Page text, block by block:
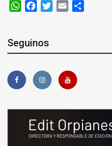
WhatsApp
FacebookTwitter
Email
Seguinos